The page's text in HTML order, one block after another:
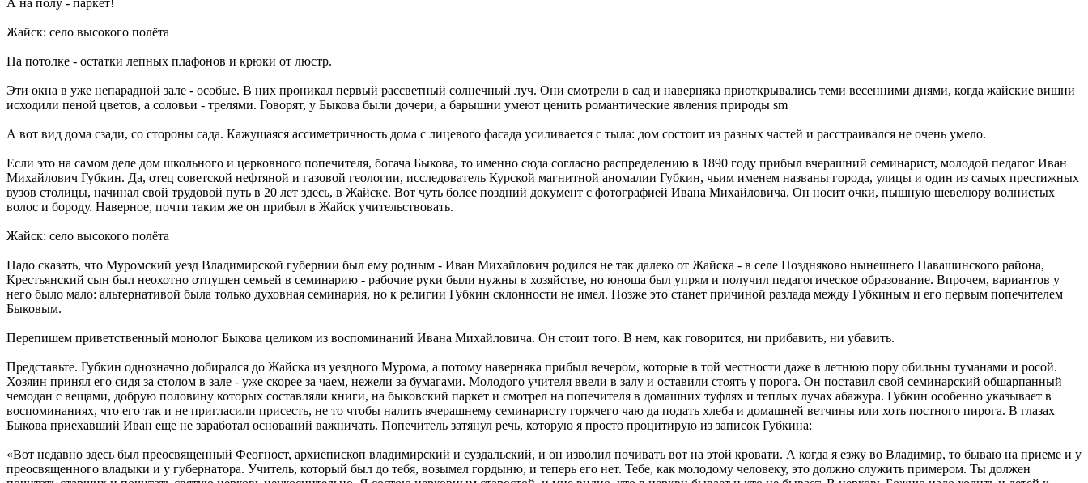
Жайск: село высокого полёта
На потолке - остатки лепных плафонов и крюки от люстр.
Эти окна в уже непарадной зале - особые. В них проникал первый рассветный солнечный луч. Они смотрели в сад и наверняка приоткрывались теми весенними днями, когда жайские вишни
исходили пеной цветов, а соловьи - трелями. Говорят, у Быкова были дочери, а барышни умеют ценить романтические явления природы sm
А вот вид дома сзади, со стороны сада. Кажущаяся ассиметричность дома с лицевого фасада усиливается с тыла: дом состоит из разных частей и расстраивался не очень умело.
Если это на самом деле дом школьного и церковного попечителя, богача Быкова, то именно сюда согласно распределению в 1890 году прибыл вчерашний семинарист, молодой педагог Иван
Михайлович Губкин. Да, отец советской нефтяной и газовой геологии, исследователь Курской магнитной аномалии Губкин, чьим именем названы города, улицы и один из самых престижных
вузов столицы, начинал свой трудовой путь в 20 лет здесь, в Жайске. Вот чуть более поздний документ с фотографией Ивана Михайловича. Он носит очки, пышную шевелюру волнистых
волос и бороду. Наверное, почти таким же он прибыл в Жайск учительствовать.
Жайск: село высокого полёта
Надо сказать, что Муромский уезд Владимирской губернии был ему родным - Иван Михайлович родился не так далеко от Жайска - в селе Поздняково нынешнего Навашинского района,
Крестьянский сын был неохотно отпущен семьей в семинарию - рабочие руки были нужны в хозяйстве, но юноша был упрям и получил педагогическое образование. Впрочем, вариантов у
него было мало: альтернативой была только духовная семинария, но к религии Губкин склонности не имел. Позже это станет причиной разлада между Губкиным и его первым попечителем
Быковым.
Перепишем приветственный монолог Быкова целиком из воспоминаний Ивана Михайловича. Он стоит того. В нем, как говорится, ни прибавить, ни убавить.
Представьте. Губкин однозначно добирался до Жайска из уездного Мурома, а потому наверняка прибыл вечером, которые в той местности даже в летнюю пору обильны туманами и росой.
Хозяин принял его сидя за столом в зале - уже скорее за чаем, нежели за бумагами. Молодого учителя ввели в залу и оставили стоять у порога. Он поставил свой семинарский обшарпанный
чемодан с вещами, добрую половину которых составляли книги, на быковский паркет и смотрел на попечителя в домашних туфлях и теплых лучах абажура. Губкин особенно указывает в
воспоминаниях, что его так и не пригласили присесть, не то чтобы налить вчерашнему семинаристу горячего чаю да подать хлеба и домашней ветчины или хоть постного пирога. В глазах
Быкова приехавший Иван еще не заработал оснований важничать. Попечитель затянул речь, которую я просто процитирую из записок Губкина:
«Вот недавно здесь был преосвященный Феогност, архиепископ владимирский и суздальский, и он изволил почивать вот на этой кровати. А когда я езжу во Владимир, то бываю на приеме и у
преосвященного владыки и у губернатора. Учитель, который был до тебя, возымел гордыню, и теперь его нет. Тебе, как молодому человеку, это должно служить примером. Ты должен